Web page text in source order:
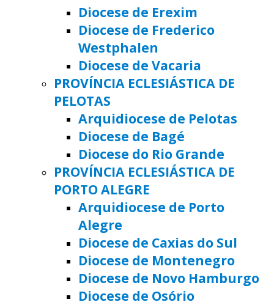
Diocese de Erexim
Diocese de Frederico
Westphalen
Diocese de Vacaria
PROVÍNCIA ECLESIÁSTICA DE
PELOTAS
Arquidiocese de Pelotas
Diocese de Bagé
Diocese do Rio Grande
PROVÍNCIA ECLESIÁSTICA DE
PORTO ALEGRE
Arquidiocese de Porto
Alegre
Diocese de Caxias do Sul
Diocese de Montenegro
Diocese de Novo Hamburgo
Diocese de Osório